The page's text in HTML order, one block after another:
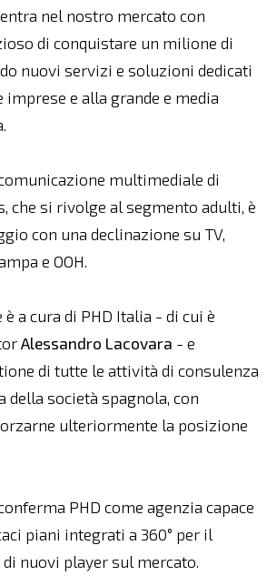
nel nostro mercato con
di conquistare un milione di
nuovi servizi e soluzioni dedicati
e alla grande e media
multimediale di
che si rivolge al segmento adulti, è
con una declinazione su TV,
e OOH.
a cura di PHD Italia - di cui è
Alessandro Lacovara - e
di tutte le attività di consulenza
della società spagnola, con
ulteriormente la posizione
PHD come agenzia capace
piani integrati a 360° per il
nuovi player sul mercato.